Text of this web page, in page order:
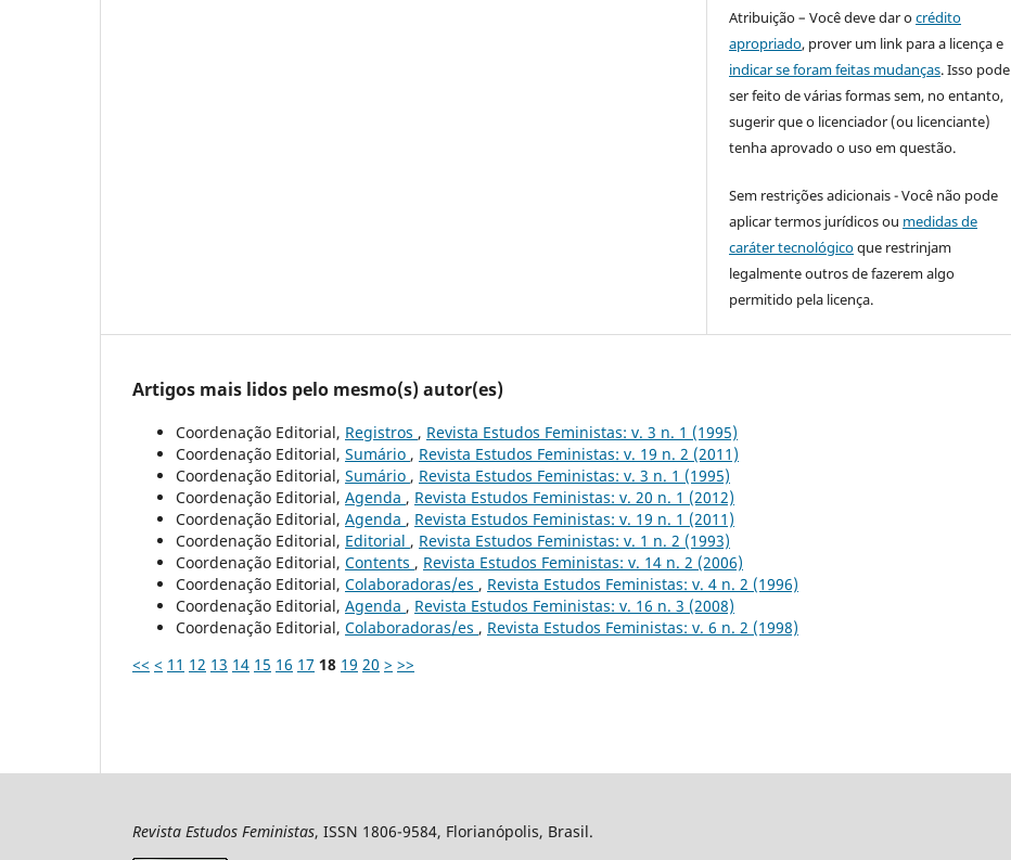
Atribuição – Você deve dar ocrédito
apropriado, prover um link para a licença e
indicar se foram feitas mudanças. Isso pode
ser feito de várias formas sem, no entanto,
sugerir que o licenciador (ou licenciante)
tenha aprovado o uso em questão.
Sem restrições adicionais - Você não pode
aplicar termos jurídicos ou medidas de
caráter tecnológicoque restrinjam
legalmente outros de fazerem algo
permitido pela licença.
Artigos mais lidos pelo mesmo(s) autor(es)
Coordenação Editorial, Registros , Revista Estudos Feministas: v. 3 n. 1 (1995)
Coordenação Editorial, Sumário , Revista Estudos Feministas: v. 19 n. 2 (2011)
Coordenação Editorial, Sumário , Revista Estudos Feministas: v. 3 n. 1 (1995)
Coordenação Editorial, Agenda , Revista Estudos Feministas: v. 20 n. 1 (2012)
Coordenação Editorial, Agenda , Revista Estudos Feministas: v. 19 n. 1 (2011)
Coordenação Editorial, Editorial , Revista Estudos Feministas: v. 1 n. 2 (1993)
Coordenação Editorial, Contents , Revista Estudos Feministas: v. 14 n. 2 (2006)
Coordenação Editorial, Colaboradoras/es , Revista Estudos Feministas: v. 4 n. 2 (1996)
Coordenação Editorial, Agenda , Revista Estudos Feministas: v. 16 n. 3 (2008)
Coordenação Editorial, Colaboradoras/es , Revista Estudos Feministas: v. 6 n. 2 (1998)
<< < 11 12 13 14 15 16 17 18 19 20 > >>
Revista Estudos Feministas, ISSN 1806-9584, Florianópolis, Brasil.